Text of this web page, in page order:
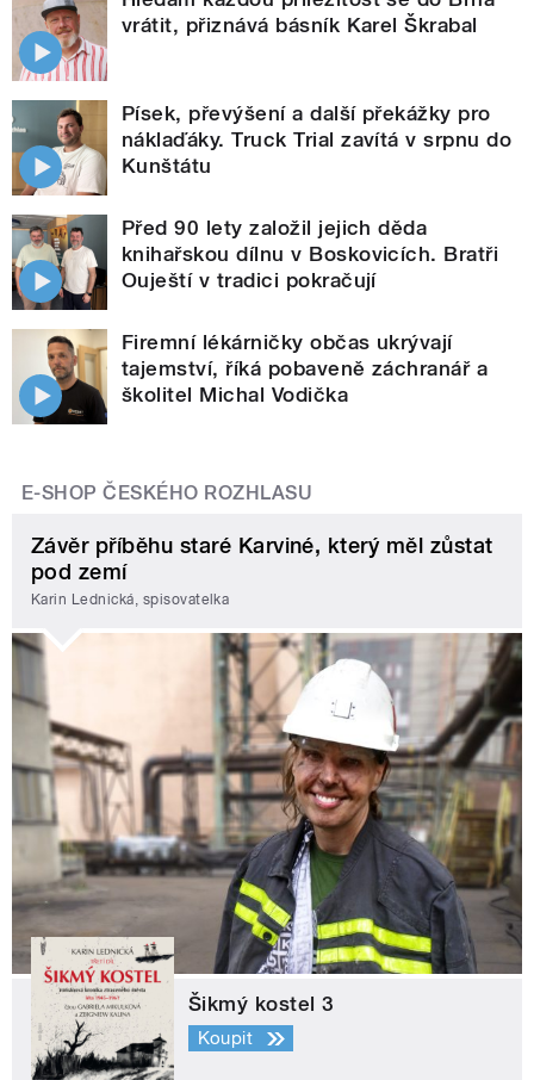
vrátit, přiznává básník Karel Škrabal
Písek, převýšení a další překážky pro
náklaďáky. Truck Trial zavítá v srpnu do
Kunštátu
Před 90 lety založil jejich děda
knihařskou dílnu v Boskovicích. Bratři
Ouještí v tradici pokračují
Firemní lékárničky občas ukrývají
tajemství, říká pobaveně záchranář a
školitel Michal Vodička
E-SHOP ČESKÉHO ROZHLASU
Závěr příběhu staré Karviné, který měl zůstat
pod zemí
Karin Lednická, spisovatelka
Šikmý kostel 3
Koupit